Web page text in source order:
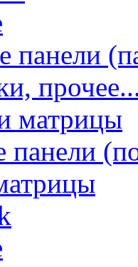
панели
матрицы